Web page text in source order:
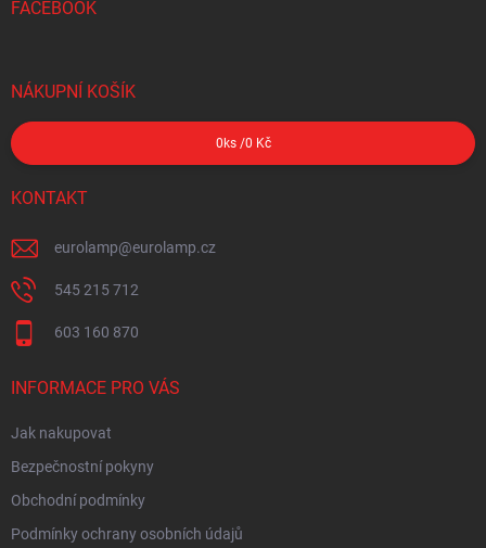
FACEBOOK
NÁKUPNÍ KOŠÍK
0 ks /0 Kč
KONTAKT
eurolamp@eurolamp.cz
545 215 712
603 160 870
INFORMACE PRO VÁS
Jak nakupovat
Bezpečnostní pokyny
Obchodní podmínky
Podmínky ochrany osobních údajů